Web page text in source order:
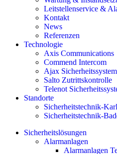
Leitstellenservice &
Kontakt
News
Referenzen
Technologie
Axis Communications
Commend Intercom
Ajax Sicherheitssystem​
Salto Zutrittskontrolle
Telenot
Standorte
Sicherheitstechnik-
Sicherheitstechnik-
Sicherheitslösungen
Alarmanlagen
Alarmanlagen